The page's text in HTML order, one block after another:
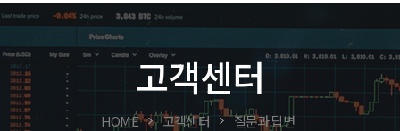
고객센터
HOME 고객센터 질문과 답변